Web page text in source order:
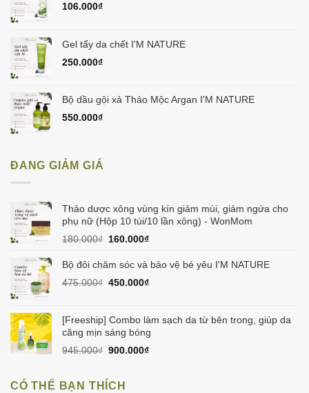
106.000₫
Gel tẩy da chết I'M NATURE
250.000₫
Bộ dầu gội xả Thảo Mộc Argan I'M NATURE
550.000₫
ĐANG GIẢM GIÁ
Thảo dược xông vùng kín giảm mùi, giảm ngứa cho
phụ nữ (Hộp 10 túi/10 lần xông) - WonMom
180.000₫ Giá
là:
160.000₫Giá
tại
160.000₫.
Bộ đôi chăm sóc và bảo vệ bé yêu I'M NATURE
475.000₫ Giá
475.000₫.
450.000₫Giá
là:
450.000₫.
[Freeship] Combo làm sạch da từ bên trong, giúp da
căng mịn sáng bóng
945.000₫ Giá
945.000₫.
900.000₫Giá
CÓ THỂ BẠN THÍCH